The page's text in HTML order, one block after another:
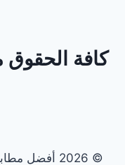
كافة